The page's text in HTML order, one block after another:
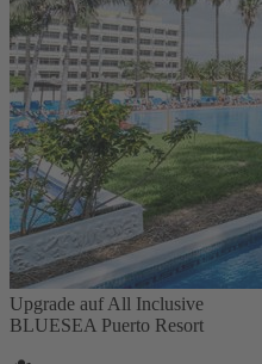
Upgrade auf All Inclusive
BLUESEA Puerto Resort